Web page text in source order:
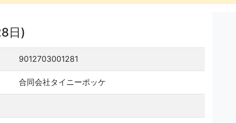
日)
9012703001281
合同会社タイニーポッケ